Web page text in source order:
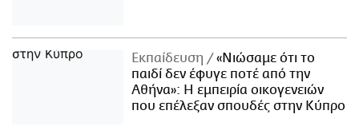
Εκπαίδευση
«Νιώσαμε ότι το
παιδί δεν έφυγε ποτέ από την
Αθήνα»: Η εμπειρία οικογενειών
που επέλεξαν σπουδές στην Κύπρο